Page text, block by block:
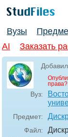
Вузы
AI
Заказать
права?
Вуз:
Предмет:
Файл: